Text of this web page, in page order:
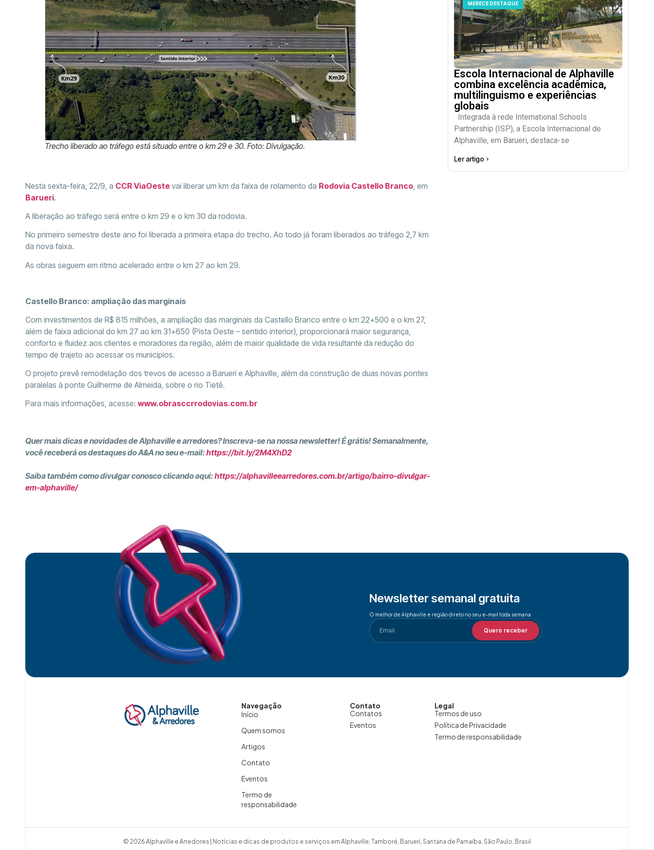
Trecho liberado ao tráfego está situado entre o km 29 e 30. Foto: Divulgação.
Nesta sexta-feira, 22/9, a CCR ViaOeste vai liberar um km da faixa de rolamento da Rodovia Castello Branco , em
Barueri.
A liberação ao tráfego será entre o km 29 e o km 30 da rodovia.
No primeiro semestre deste ano foi liberada a primeira etapa do trecho. Ao todo já foram liberados ao tráfego 2,7 km
da nova faixa.
As obras seguem em ritmo acelerado entre o km 27 ao km 29.
Castello Branco: ampliação das marginais
Com investimentos de R$ 815 milhões, a ampliação das marginais da Castello Branco entre o km 22+500 e o km 27,
além de faixa adicional do km 27 ao km 31+650 (Pista Oeste – sentido interior), proporcionará maior segurança,
conforto e fluidez aos clientes e moradores da região, além de maior qualidade de vida resultante da redução do
tempo de trajeto ao acessar os municípios.
O projeto prevê remodelação dos trevos de acesso a Barueri e Alphaville, além da construção de duas novas pontes
paralelas à ponte Guilherme de Almeida, sobre o rio Tietê.
Para mais informações, acesse: www.obrasccrrodovias.com.br
Quer mais dicas e novidades de Alphaville e arredores? Inscreva-se na nossa newsletter! É grátis! Semanalmente,
você receberá os destaques do A&A no seu e-mail:https://bit.ly/2M4XhD2
Saiba também como divulgar conosco clicando aqui:https://alphavilleearredores.com.br/artigo/bairro-divulgar-
em-alphaville/
MERECE DESTAQUE
Escola Internacional de Alphaville
combina excelência acadêmica,
multilinguismo e experiências
globais
Integrada à rede International Schools
Partnership (ISP), a Escola Internacional de
Alphaville, em Barueri, destaca-se
Ler artigo
Newsletter semanal gratuita
O melhor de Alphaville e região direto no seu e-mail toda semana
Quero receber
Navegação
Início
Quem somos
Artigos
Contato
Eventos
Termo de
responsabilidade
Contato
Contatos
Eventos
Legal
Termos de uso
Política de Privacidade
Termo de responsabilidade
© 2026 Alphaville e Arredores | Notícias e dicas de produtos e serviços em Alphaville, Tamboré, Barueri, Santana de Parnaíba, São Paulo, Brasil